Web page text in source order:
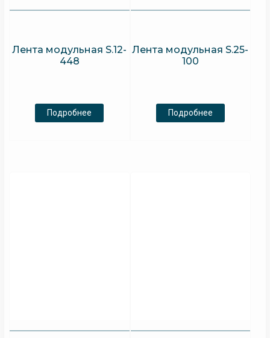
Лента модульная S.12-
448
Подробнее
Лента модульная S.25-
100
Подробнее